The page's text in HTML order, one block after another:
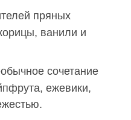
пряных
ванили и
сочетание
ежевики,